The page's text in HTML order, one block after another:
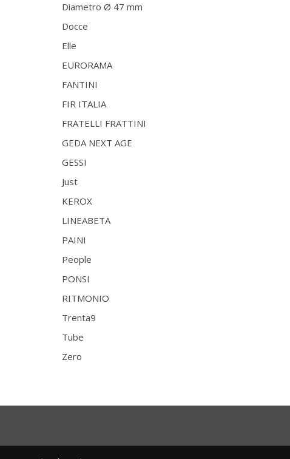
Diametro Ø 47 mm
Docce
Elle
EURORAMA
FANTINI
FIR ITALIA
FRATELLI FRATTINI
GEDA NEXT AGE
GESSI
Just
KEROX
LINEABETA
PAINI
People
PONSI
RITMONIO
Trenta9
Tube
Zero